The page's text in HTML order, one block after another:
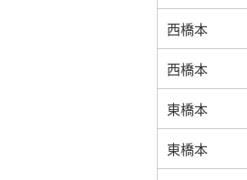
西橋本
西橋本
東橋本
東橋本